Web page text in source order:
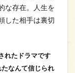
な存在。人生を
した相手は裏切
れたドラマです
なんて信じられ